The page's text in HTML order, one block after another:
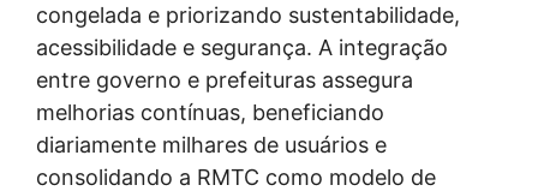
congelada e priorizando sustentabilidade,
acessibilidade e segurança. A integração
entre governo e prefeituras assegura
melhorias contínuas, beneficiando
diariamente milhares de usuários e
consolidando a RMTC como modelo de